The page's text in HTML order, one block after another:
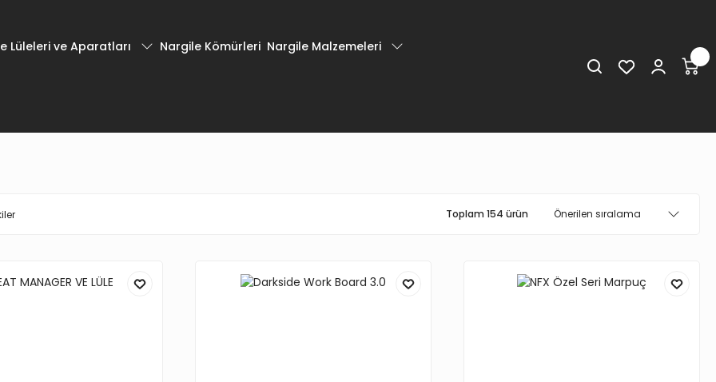
Lüleleri ve Aparatları Nargile Kömürleri Nargile Malzemeleri
Toplam 154 ürün